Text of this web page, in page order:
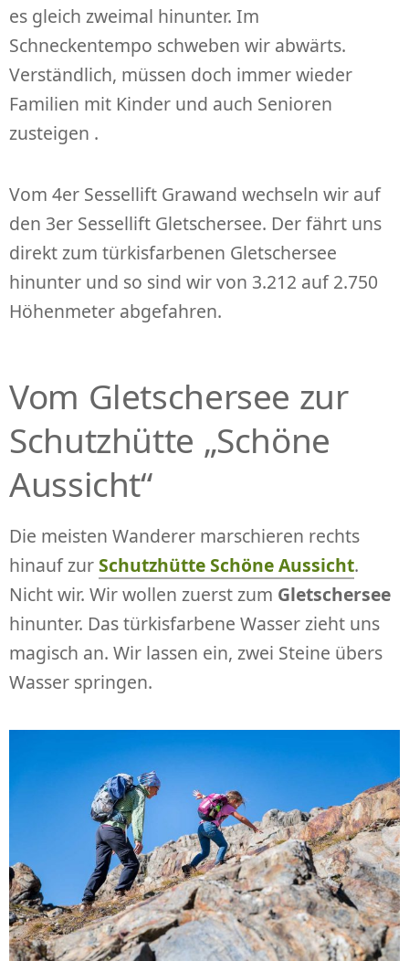
es gleich zweimal hinunter. Im
Schneckentempo schweben wir abwärts.
Verständlich, müssen doch immer wieder
Familien mit Kinder und auch Senioren
zusteigen .
Vom 4er Sessellift Grawand wechseln wir auf
den 3er Sessellift Gletschersee. Der fährt uns
direkt zum türkisfarbenen Gletschersee
hinunter und so sind wir von 3.212 auf 2.750
Höhenmeter abgefahren.
Vom Gletschersee zur
Schutzhütte „Schöne
Aussicht“
Die meisten Wanderer marschieren rechts
hinauf zurSchutzhütte Schöne Aussicht.
Nicht wir. Wir wollen zuerst zum Gletschersee
hinunter. Das türkisfarbene Wasser zieht uns
magisch an. Wir lassen ein, zwei Steine übers
Wasser springen.